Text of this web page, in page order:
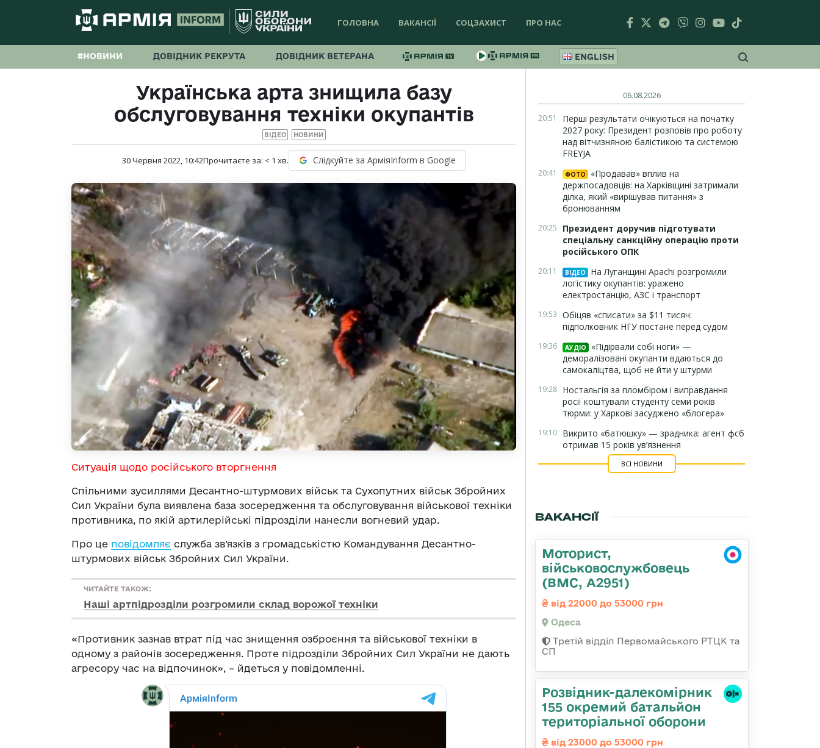
ГОЛОВНА ВАКАНСІЇ СОЦЗАХИСТ ПРО НАС
#НОВИНИ ДОВІДНИК РЕКРУТА ДОВІДНИК ВЕТЕРАНА ENGLISH
Українська арта знищила базу
обслуговування техніки окупантів
ВІДЕО НОВИНИ
30 Червня 2022, 10:42Прочитаєте за: < 1 хв. Слідкуйте за АрміяInform в Google
Ситуація щодо російського вторгнення
Спільними зусиллями Десантно-штурмових військ та Сухопутних військ Збройних
Сил України була виявлена база зосередження та обслуговування військової техніки
противника, по якій артилерійські підрозділи нанесли вогневий удар.
Про це повідомляє служба зв’язків з громадськістю Командування Десантно-
штурмових військ Збройних Сил України.
ЧИТАЙТЕ ТАКОЖ:
Наші артпідрозділи розгромили склад ворожої техніки
«Противник зазнав втрат під час знищення озброєння та військової техніки в
одному з районів зосередження. Проте підрозділи Збройних Сил України не дають
агресору час на відпочинок», – йдеться у повідомленні.
06.08.2026
20:51
Перші результати очікуються на початку
2027 року: Президент розповів про роботу
над вітчизняною балістикою та системою
FREYJA
20:41 ФОТО
«Продавав» вплив на
держпосадовців: на Харківщині затримали
ділка, який «вирішував питання» з
бронюванням
20:25
Президент доручив підготувати
спеціальну санкційну операцію проти
російського ОПК
20:11 ВІДЕО
На Луганщині Apachi розгромили
логістику окупантів: уражено
електростанцію, АЗС і транспорт
19:53 Обіцяв «списати» за $11 тисяч:
підполковник НГУ постане перед судом
19:36 АУДІО
«Підірвали собі ноги» —
деморалізовані окупанти вдаються до
самокаліцтва, щоб не йти у штурми
19:28 Ностальгія за пломбіром і виправдання
росії коштували студенту семи років
тюрми: у Харкові засуджено «блогера»
19:10 Викрито «батюшку» — зрадника: агент фсб
отримав 15 років ув’язнення
ВСІ НОВИНИ
ВАКАНСІЇ
Моторист,
військовослужбовець
(ВМС, А2951)
від 22000 до 53000 грн
Одеса
Третій відділ Первомайського РТЦК та
СП
Розвідник-далекомірник
155 окремий батальйон
територіальної оборони
від 23000 до 53000 грн